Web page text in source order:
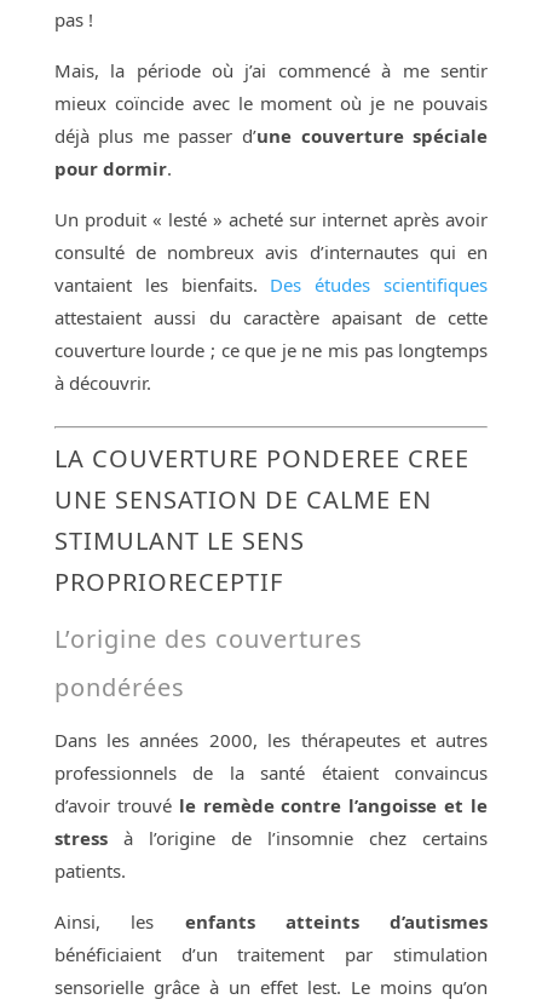
pas !
Mais, la période où j’ai commencé à me sentir
mieux coïncide avec le moment où je ne pouvais
déjà plus me passer d’une couverture spéciale
pour dormir.
Un produit « lesté » acheté sur internet après avoir
consulté de nombreux avis d’internautes qui en
vantaient les bienfaits. Des études scientifiques
attestaient aussi du caractère apaisant de cette
couverture lourde ; ce que je ne mis pas longtemps
à découvrir.
LA COUVERTURE PONDEREE CREE
UNE SENSATION DE CALME EN
STIMULANT LE SENS
PROPRIORECEPTIF
L’origine des couvertures
pondérées
Dans les années 2000, les thérapeutes et autres
professionnels de la santé étaient convaincus
d’avoir trouvé le remède contre l’angoisse et le
stressà l’origine de l’insomnie chez certains
patients.
Ainsi, les enfants atteints d’autismes
bénéficiaient d’un traitement par stimulation
sensorielle grâce à un effet lest. Le moins qu’on